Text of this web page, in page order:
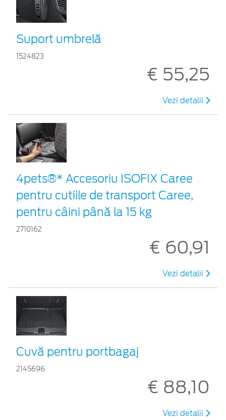
Suport umbrelă
1524823
€ 55,25
Vezi detalii
4pets®* Accesoriu ISOFIX Caree
pentru cutiile de transport Caree,
pentru câini până la 15 kg
2710162
€ 60,91
Vezi detalii
Cuvă pentru portbagaj
2145696
€ 88,10
Vezi detalii